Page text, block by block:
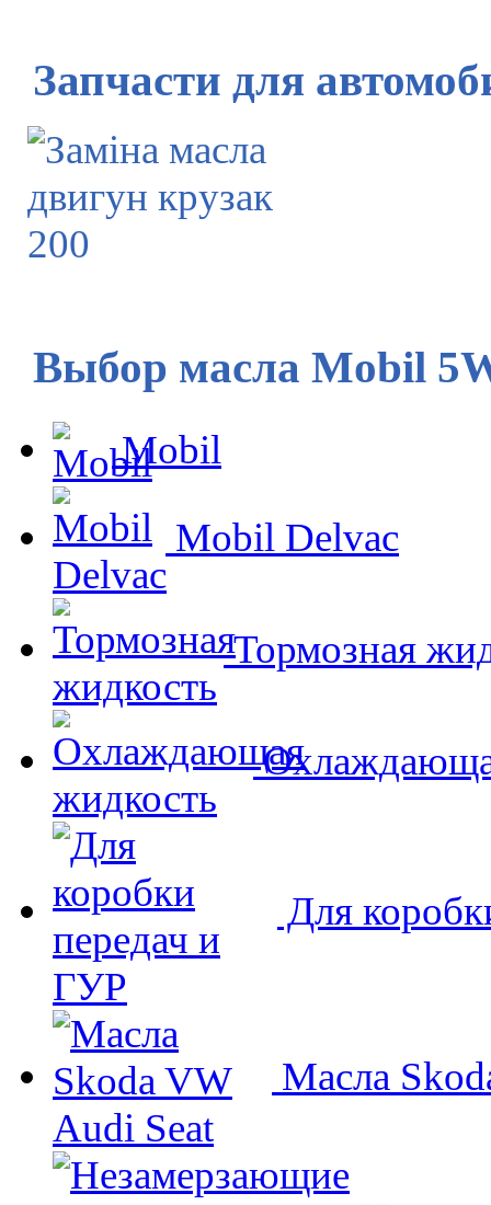
Запчасти для
Выбор масла Mobil
Mobil
Mobil Delvac
Тормозная
Для
Масла